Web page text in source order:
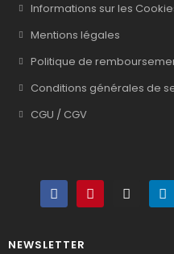
Informations sur les
Mentions légales
Politique de
Conditions générales de
CGU / CGV
NEWSLETTER